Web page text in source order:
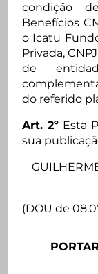
condição
Benefícios
o Icatu
Privada,
de
do referido
Art. 2º Esta
sua
(DOU de